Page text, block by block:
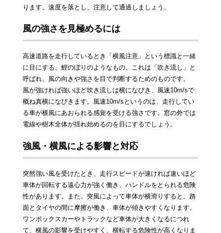
ります。速度を落とし、注意して通過しましょう。
風の強さを見極めるには
高速道路を走行しているとき「横風注意」という標識と一緒
に目にする、鯉のぼりのようなもの。これは「吹き流し」と
呼ばれ、風の向きや強さを目で判断するためのものです。
風が強ければ強いほど吹き流しは横になびき、風速10m/sで
概ね真横になびきます。風速10m/sというのは、走行してい
る車が横風にあおられる感覚を受ける強さです。窓の外では
電線や樹木全体が揺れ始めるのを目にするでしょう。
強風・横風による影響と対応
突然強い風を受けたとき、走行スピードが速ければ速いほど
車体が回転する遠心力が強く働き、ハンドルをとられる危険
性があります。また、突風によって車体が横滑りすると、路
面とタイヤの間に摩擦が働き、車体が傾きやすくなります。
ワンボックスカーやトラックなど車体が大きくなるにつれ
て、横風の影響を受けやすく、横転する危険性が高くなりま